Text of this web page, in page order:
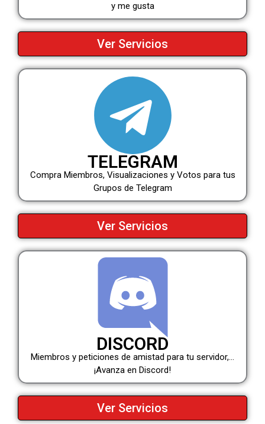
y me gusta
Ver Servicios
TELEGRAM
Compra Miembros, Visualizaciones y Votos para tus
Grupos de Telegram
Ver Servicios
DISCORD
Miembros y peticiones de amistad para tu servidor,…
¡Avanza en Discord!
Ver Servicios